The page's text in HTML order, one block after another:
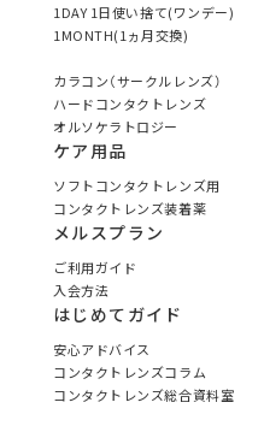
1DAY 1日使い捨て(ワンデー)
1MONTH(1ヵ月交換)
カラコン（サークルレンズ）
ハードコンタクトレンズ
オルソケラトロジー
ケア用品
ソフトコンタクトレンズ用
コンタクトレンズ装着薬
メルスプラン
ご利用ガイド
入会方法
はじめてガイド
安心アドバイス
コンタクトレンズコラム
コンタクトレンズ総合資料室